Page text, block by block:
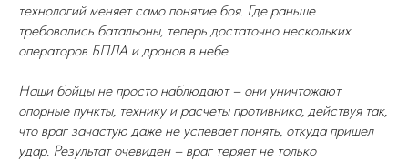
технологий меняет само понятие боя. Где раньше
требовались батальоны, теперь достаточно нескольких
операторов БПЛА и дронов в небе.
Наши бойцы не просто наблюдают – они уничтожают
опорные пункты, технику и расчеты противника, действуя так,
что враг зачастую даже не успевает понять, откуда пришел
удар. Результат очевиден – враг теряет не только